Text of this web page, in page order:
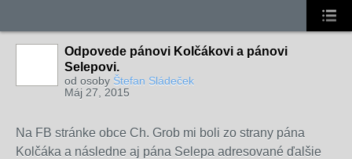
Odpovede pánovi Kolčákovi a pánovi
Selepovi.
od osoby Štefan Sládeček
Máj 27, 2015
Na FB stránke obce Ch. Grob mi boli zo strany pána
Kolčáka a následne aj pána Selepa adresované ďalšie